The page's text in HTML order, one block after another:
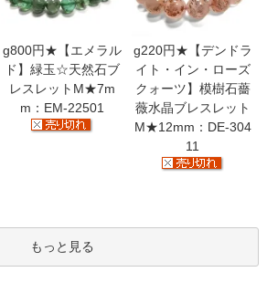
g800円★【エメラル
ド】緑玉☆天然石ブ
レスレットM★7m
m：EM-22501
g220円★【デンドラ
イト・イン・ローズ
クォーツ】模樹石薔
薇水晶ブレスレット
M★12mm：DE-304
11
もっと見る